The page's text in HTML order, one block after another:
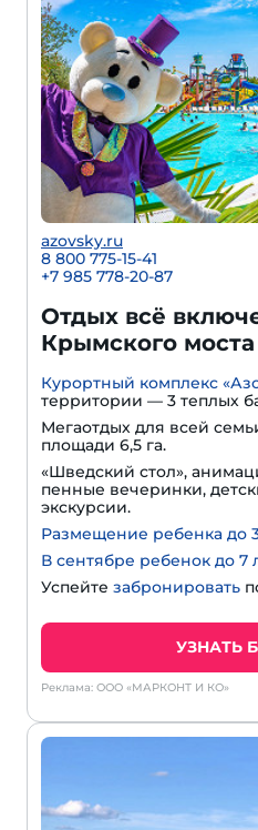
azovsky.ru
8 800 775-15-41
+7 985 778-20-87
Отдых всё
Крымского моста
Курортный комплекс
территории — 3 теплых
Мегаотдых для всей
площади 6,5 га.
«Шведский стол»,
пенные вечеринки,
экскурсии.
Размещение ребенка до
В сентябре ребенок до 7
Успейте забронировать
УЗНАТЬ
Реклама: ООО «МАРКОНТ И КО»